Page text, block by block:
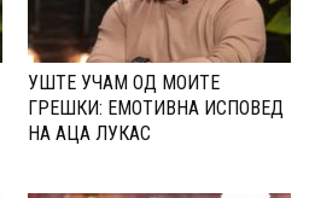
УШТЕ УЧАМ ОД МОИТЕ
ГРЕШКИ: ЕМОТИВНА ИСПОВЕД
НА АЦА ЛУКАС